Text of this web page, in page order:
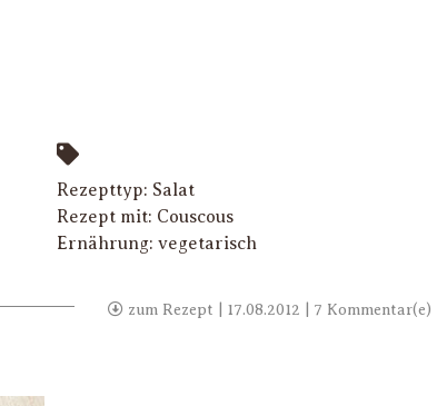
Rezepttyp: Salat
Rezept mit: Couscous
Ernährung:vegetarisch
zum Rezept | 17.08.2012 | 7 Kommentar(e)